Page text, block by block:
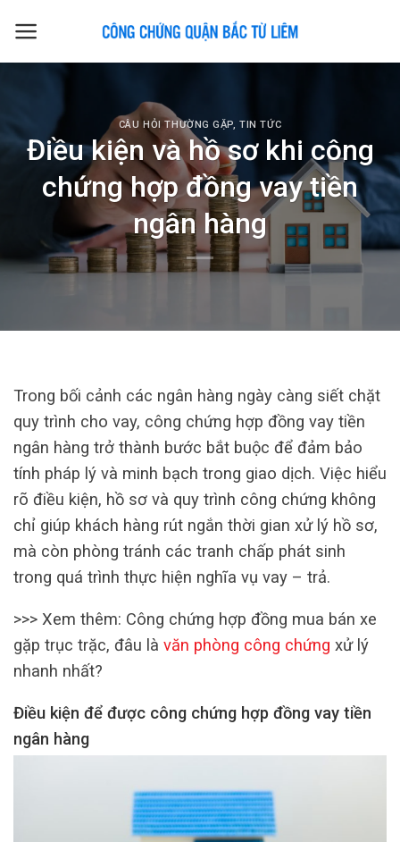
CÂU HỎI THƯỜNG GẶP,TIN TỨC
Điều kiện và hồ sơ khi công
chứng hợp đồng vay tiền
ngân hàng
Trong bối cảnh các ngân hàng ngày càng siết chặt
quy trình cho vay, công chứng hợp đồng vay tiền
ngân hàng trở thành bước bắt buộc để đảm bảo
tính pháp lý và minh bạch trong giao dịch. Việc hiểu
rõ điều kiện, hồ sơ và quy trình công chứng không
chỉ giúp khách hàng rút ngắn thời gian xử lý hồ sơ,
mà còn phòng tránh các tranh chấp phát sinh
trong quá trình thực hiện nghĩa vụ vay – trả.
>>> Xem thêm: Công chứng hợp đồng mua bán xe
gặp trục trặc, đâu là văn phòng công chứng xử lý
nhanh nhất?
Điều kiện để được công chứng hợp đồng vay tiền
ngân hàng